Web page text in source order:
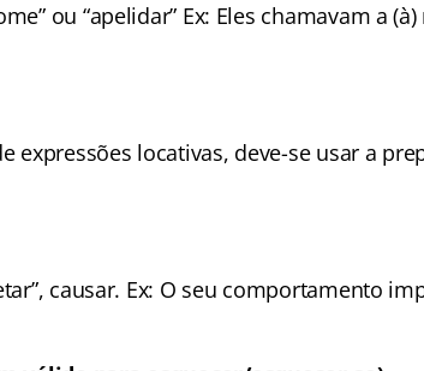
ou “apelidar” Ex: Eles chamavam a
locativas, deve-se usar a
causar. Ex: O seu comportamento